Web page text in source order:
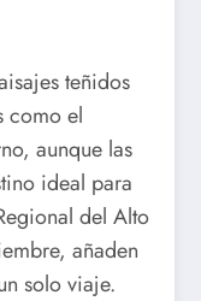
teñidos
como el
aunque las
ideal para
del Alto
añaden
solo viaje.